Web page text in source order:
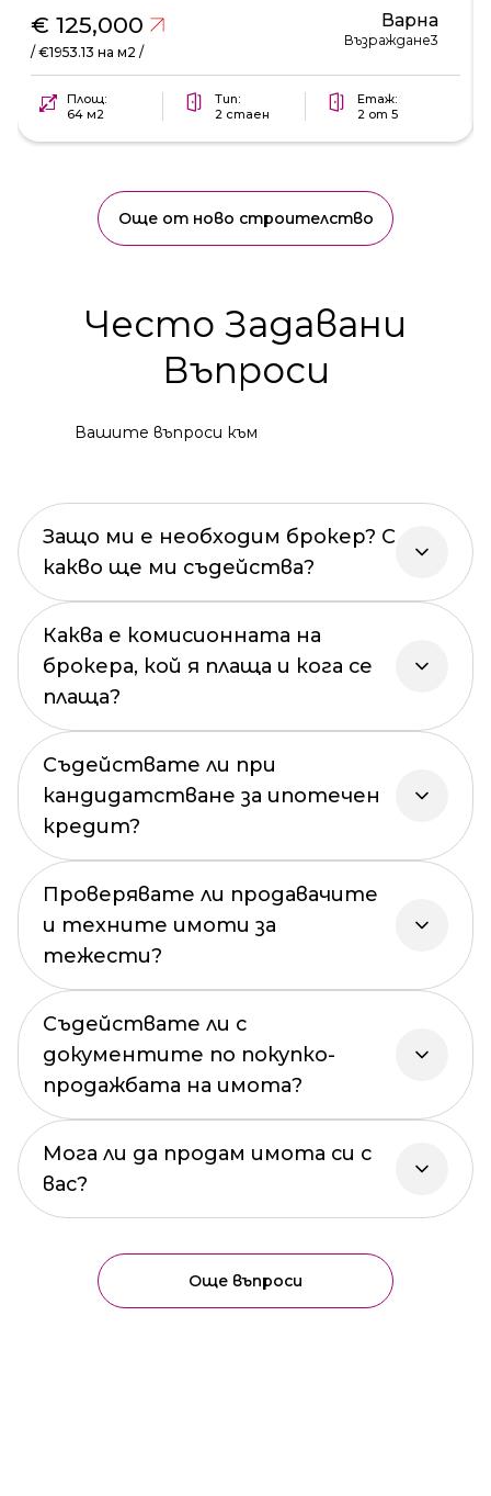
€ 125,000
/ €1953.13 на м2 /
Варна
Възраждане3
Площ:
64 м2
Тип:
2 стаен
Етаж:
2 от 5
Още от ново строителство
Често Задавани
Въпроси
Вашите въпроси към
Защо ми е необходим брокер? С
какво ще ми съдейства?
Каква е комисионната на
брокера, кой я плаща и кога се
плаща?
Съдействате ли при
кандидатстване за ипотечен
кредит?
Проверявате ли продавачите
и техните имоти за
тежести?
Съдействате ли с
документите по покупко-
продажбата на имота?
Мога ли да продам имота си с
вас?
Още въпроси